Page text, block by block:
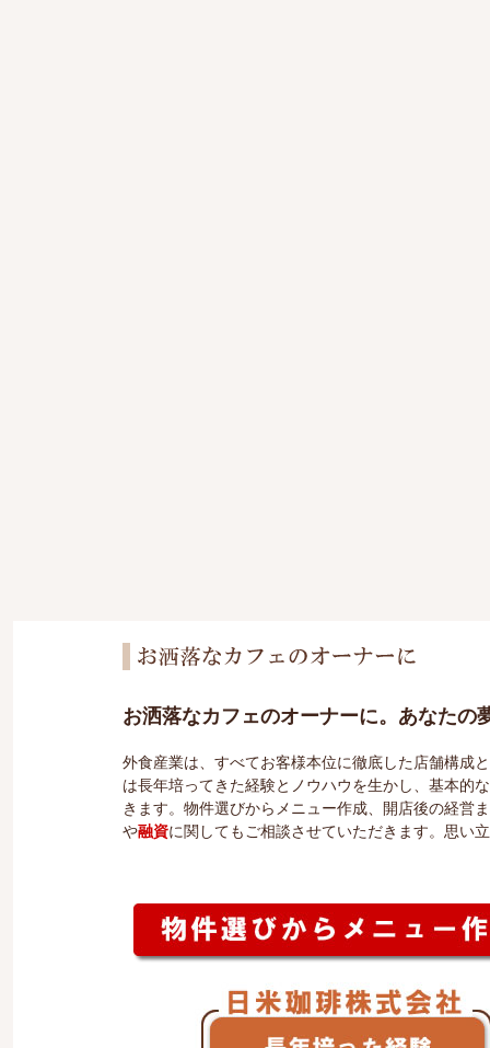
お洒落なカフェのオーナーに。あなたの
外食産業は、すべてお客様本位に徹底した店舗構成
は長年培ってきた経験とノウハウを生かし、基本的
きます。物件選びからメニュー作成、開店後の経営
や融資に関してもご相談させていただきます。思い